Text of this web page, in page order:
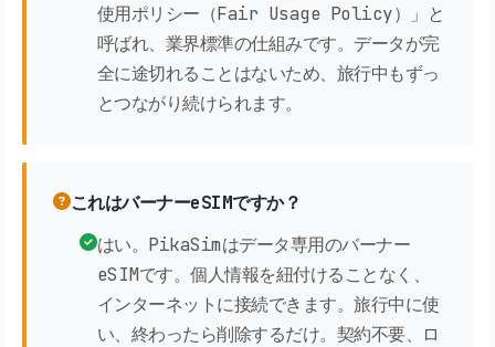
使用ポリシー（Fair Usage Policy）」と
呼ばれ、業界標準の仕組みです。データが完
全に途切れることはないため、旅行中もずっ
とつながり続けられます。
これはバーナーeSIMですか？
はい。PikaSimはデータ専用のバーナー
eSIMです。個人情報を紐付けることなく、
インターネットに接続できます。旅行中に使
い、終わったら削除するだけ。契約不要、ロ